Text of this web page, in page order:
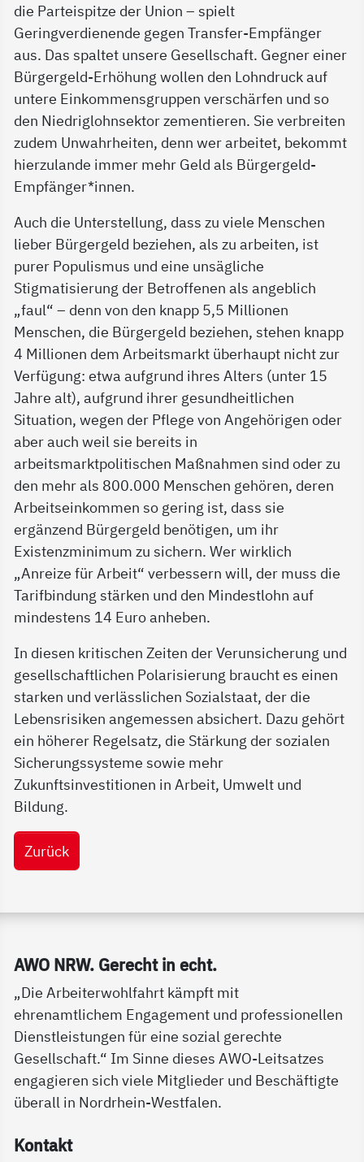
die Parteispitze der Union – spielt
Geringverdienende gegen Transfer-Empfänger
aus. Das spaltet unsere Gesellschaft. Gegner einer
Bürgergeld-Erhöhung wollen den Lohndruck auf
untere Einkommensgruppen verschärfen und so
den Niedriglohnsektor zementieren. Sie verbreiten
zudem Unwahrheiten, denn wer arbeitet, bekommt
hierzulande immer mehr Geld als Bürgergeld-
Empfänger*innen.
Auch die Unterstellung, dass zu viele Menschen
lieber Bürgergeld beziehen, als zu arbeiten, ist
purer Populismus und eine unsägliche
Stigmatisierung der Betroffenen als angeblich
„faul“ – denn von den knapp 5,5 Millionen
Menschen, die Bürgergeld beziehen, stehen knapp
4 Millionen dem Arbeitsmarkt überhaupt nicht zur
Verfügung: etwa aufgrund ihres Alters (unter 15
Jahre alt), aufgrund ihrer gesundheitlichen
Situation, wegen der Pflege von Angehörigen oder
aber auch weil sie bereits in
arbeitsmarktpolitischen Maßnahmen sind oder zu
den mehr als 800.000 Menschen gehören, deren
Arbeitseinkommen so gering ist, dass sie
ergänzend Bürgergeld benötigen, um ihr
Existenzminimum zu sichern. Wer wirklich
„Anreize für Arbeit“ verbessern will, der muss die
Tarifbindung stärken und den Mindestlohn auf
mindestens 14 Euro anheben.
In diesen kritischen Zeiten der Verunsicherung und
gesellschaftlichen Polarisierung braucht es einen
starken und verlässlichen Sozialstaat, der die
Lebensrisiken angemessen absichert. Dazu gehört
ein höherer Regelsatz, die Stärkung der sozialen
Sicherungssysteme sowie mehr
Zukunftsinvestitionen in Arbeit, Umwelt und
Bildung.
Zurück
Service Informationen
AWO NRW. Ge­recht in echt.
„Die Arbeiterwohlfahrt kämpft mit
ehrenamtlichem Engagement und professionellen
Dienstleistungen für eine sozial gerechte
Gesellschaft.“ Im Sinne dieses AWO-Leitsatzes
engagieren sich viele Mitglieder und Beschäftigte
überall in Nordrhein-Westfalen.
Kon­takt